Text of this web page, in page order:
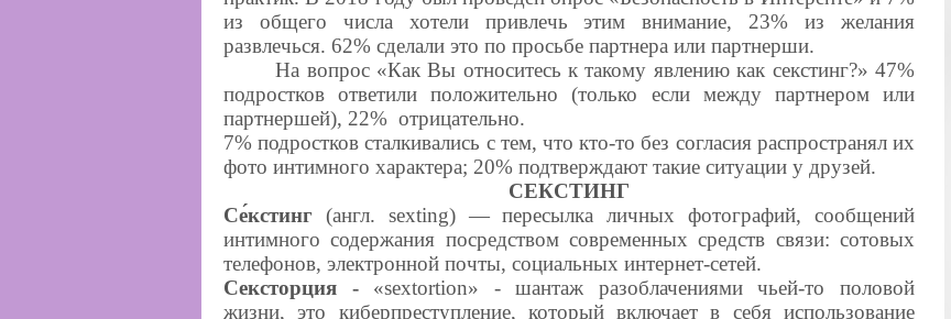
из общего числа хотели привлечь этим внимание, 23% из желания
развлечься. 62% сделали это по просьбе партнера или партнерши.
На вопрос «Как Вы относитесь к такому явлению как секстинг?» 47%
подростков ответили положительно (только если между партнером или
партнершей), 22% отрицательно.
7% подростков сталкивались с тем, что кто-то без согласия распространял их
фото интимного характера; 20% подтверждают такие ситуации у друзей.
СЕКСТИНГ
Се́кстинг (англ. sexting) — пересылка личных фотографий, сообщений
интимного содержания посредством современных средств связи: сотовых
телефонов, электронной почты, социальных интернет-сетей.
Сексторция -«sextortion» - шантаж разоблачениями чьей-то половой
жизни, это киберпреступление, который включает в себя использование